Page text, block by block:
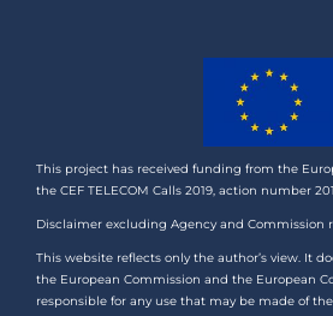
This project has received funding from the
the CEF TELECOM Calls 2019, action number
Disclaimer excluding Agency and Commission
This website reflects only the author’s view. It
the European Commission and the European
responsible for any use that may be made of